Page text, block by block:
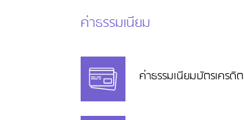
ค่าธรรมเนียม
ค่าธรรมเนียมบัตรเครดิต